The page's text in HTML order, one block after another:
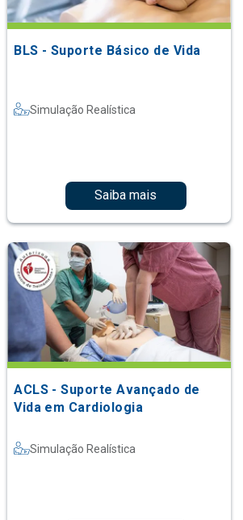
BLS - Suporte Básico de Vida
Simulação Realística
Saiba mais
ACLS - Suporte Avançado de
Vida em Cardiologia
Simulação Realística